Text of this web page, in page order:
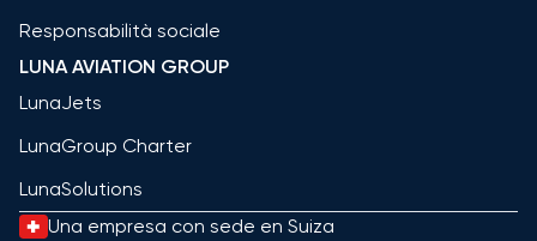
Responsabilità sociale
LUNA AVIATION GROUP
LunaJets
LunaGroup Charter
LunaSolutions
Una empresa con sede en Suiza